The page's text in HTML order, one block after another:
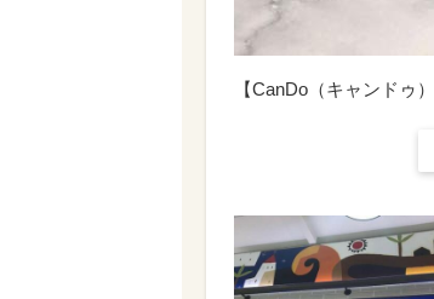
【CanDo（キャンドゥ